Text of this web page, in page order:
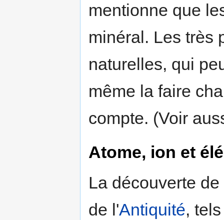
mentionne que
minéral. Les très
naturelles, qui
même la faire
compte. (Voir
Atome, ion et
La découverte
de l'Antiquité,